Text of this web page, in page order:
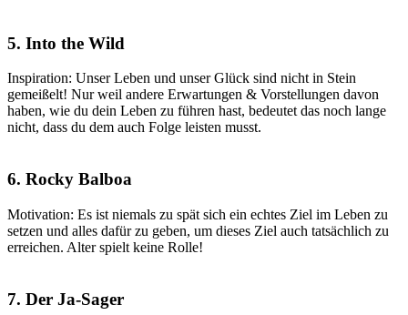
5. Into the Wild
Inspiration: Unser Leben und unser Glück sind nicht in Stein
gemeißelt! Nur weil andere Erwartungen & Vorstellungen davon
haben, wie du dein Leben zu führen hast, bedeutet das noch lange
nicht, dass du dem auch Folge leisten musst.
6. Rocky Balboa
Motivation: Es ist niemals zu spät sich ein echtes Ziel im Leben zu
setzen und alles dafür zu geben, um dieses Ziel auch tatsächlich zu
erreichen. Alter spielt keine Rolle!
7. Der Ja-Sager